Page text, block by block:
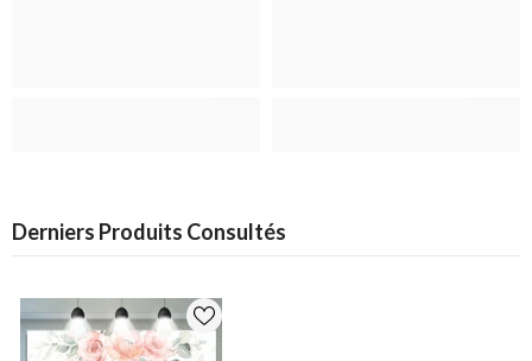
Derniers Produits Consultés